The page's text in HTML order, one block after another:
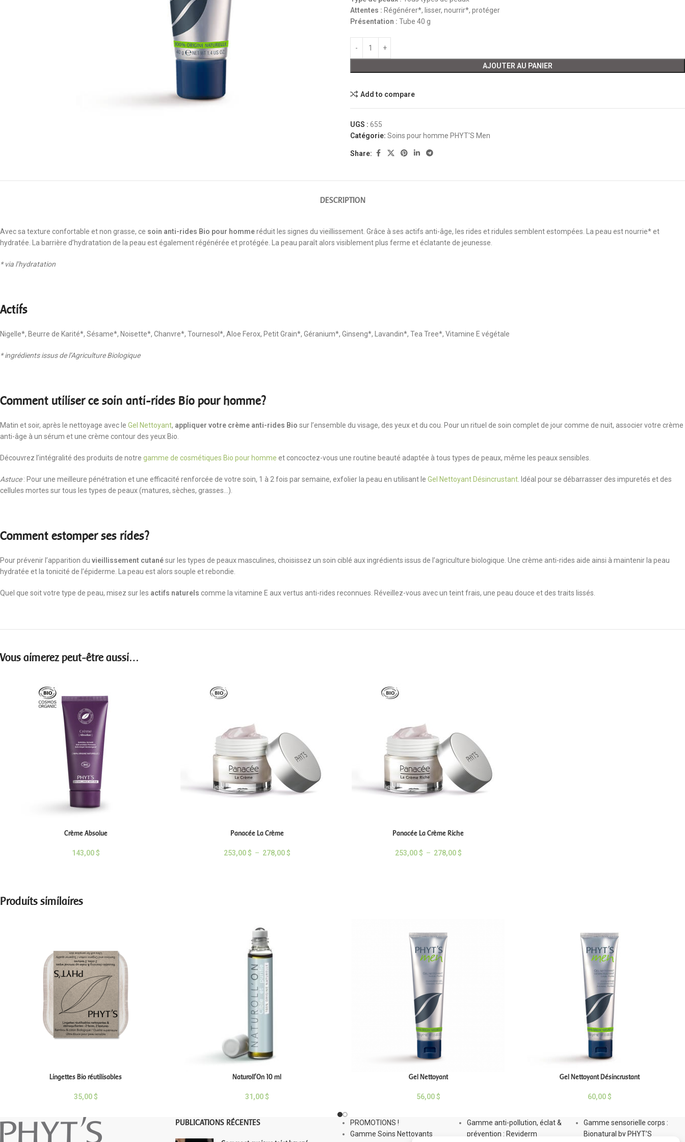
Attentes : Régénérer*, lisser, nourrir*, protéger
Présentation : Tube 40 g
AJOUTER AU PANIER
Add to compare
UGS : 655
Catégorie: Soins pour homme PHYT'S Men
Share:
DESCRIPTION
Avec sa texture confortable et non grasse, ce soin anti-rides Bio pour hommeréduit les signes du vieillissement. Grâce à ses actifs anti-âge, les rides et ridules semblent estompées. La peau est nourrie* et
hydratée. La barrière d’hydratation de la peau est également régénérée et protégée. La peau paraît alors visiblement plus ferme et éclatante de jeunesse.
* via l’hydratation
Actifs
Nigelle*, Beurre de Karité*, Sésame*, Noisette*, Chanvre*, Tournesol*, Aloe Ferox, Petit Grain*, Géranium*, Ginseng*, Lavandin*, Tea Tree*, Vitamine E végétale
* ingrédients issus de l’Agriculture Biologique
Comment utiliser ce soin anti-rides Bio pour homme?
Matin et soir, après le nettoyage avec le Gel Nettoyant, appliquer votre crème anti-rides Bio sur l’ensemble du visage, des yeux et du cou. Pour un rituel de soin complet de jour comme de nuit, associer votre crème
anti-âge à un sérum et une crème contour des yeux Bio.
Découvrez l’intégralité des produits de notre gamme de cosmétiques Bio pour homme et concoctez-vous une routine beauté adaptée à tous types de peaux, même les peaux sensibles.
Astuce: Pour une meilleure pénétration et une efficacité renforcée de votre soin, 1 à 2 fois par semaine, exfolier la peau en utilisant le Gel Nettoyant Désincrustant . Idéal pour se débarrasser des impuretés et des
cellules mortes sur tous les types de peaux (matures, sèches, grasses…).
Comment estomper ses rides?
Pour prévenir l’apparition du vieillissement cutanésur les types de peaux masculines, choisissez un soin ciblé aux ingrédients issus de l’agriculture biologique. Une crème anti-rides aide ainsi à maintenir la peau
hydratée et la tonicité de l’épiderme. La peau est alors souple et rebondie.
Quel que soit votre type de peau, misez sur les actifs naturels comme la vitamine E aux vertus anti-rides reconnues. Réveillez-vous avec un teint frais, une peau douce et des traits lissés.
Vous aimerez peut-être aussi…
Crème Absolue
143,00$
Panacée La Crème
253,00$ – 278,00$
Panacée La Crème Riche
253,00$ – 278,00$
Produits similaires
Lingettes Bio réutilisables
35,00$
Naturoll’On 10 ml
31,00$
Gel Nettoyant
56,00$
Gel Nettoyant Désincrustant
60,00$
PUBLICATIONS RÉCENTES
PROMOTIONS !
Gamme Soins Nettoyants
Gamme anti-pollution, éclat &
prévention : Reviderm
Gamme sensorielle corps :
Bionatural by PHYT’S